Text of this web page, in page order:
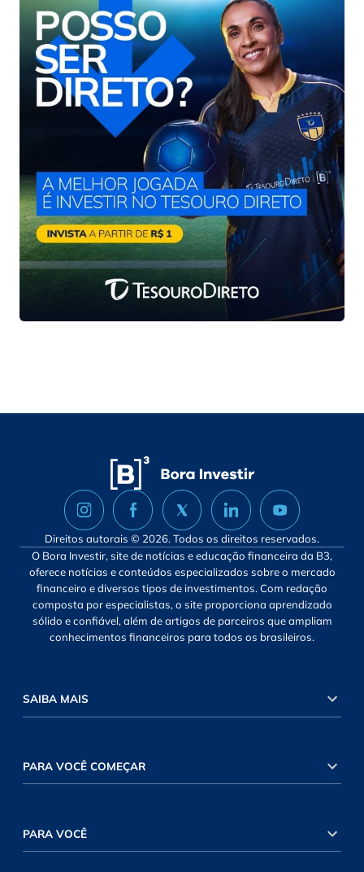
Direitos autorais © 2026. Todos os direitos reservados.
O Bora Investir, site de notícias e educação financeira da B3,
oferece notícias e conteúdos especializados sobre o mercado
financeiro e diversos tipos de investimentos. Com redação
composta por especialistas, o site proporciona aprendizado
sólido e confiável, além de artigos de parceiros que ampliam
conhecimentos financeiros para todos os brasileiros.
SAIBA MAIS
PARA VOCÊ COMEÇAR
PARA VOCÊ